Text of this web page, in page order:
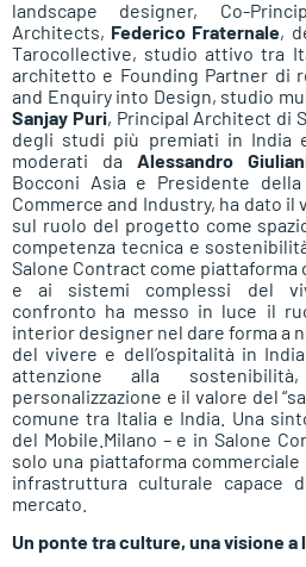
landscape designer, Co-
Architects, Federico Fraternale,
Tarocollective, studio attivo tra
architetto e Founding Partner di
and Enquiry into Design, studio
Sanjay Puri, Principal Architect di
degli studi più premiati in India
moderati da Alessandro
Bocconi Asia e Presidente
Commerce and Industry, ha dato il
sul ruolo del progetto come
competenza tecnica e
Salone Contract come
e ai sistemi complessi del
confronto ha messo in luce il
interior designer nel dare forma a
del vivere e dell’ospitalità in
attenzione alla
personalizzazione e il valore del
comune tra Italia e India. Una
del Mobile.Milano – e in Salone
solo una piattaforma
infrastruttura culturale capace
mercato.
Un ponte tra culture, una visione a